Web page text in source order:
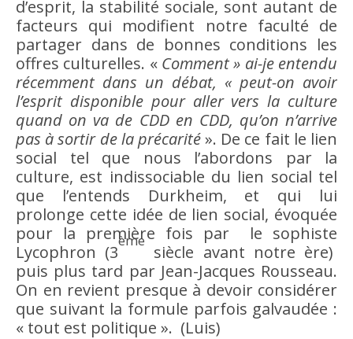
d’esprit, la stabilité sociale, sont autant de
facteurs qui modifient notre faculté de
partager dans de bonnes conditions les
offres culturelles. « Comment » ai-je entendu
récemment dans un débat, « peut-on avoir
l’esprit disponible pour aller vers la culture
quand on va de CDD en CDD, qu’on n’arrive
pas à sortir de la précarité». De ce fait le lien
social tel que nous l’abordons par la
culture, est indissociable du lien social tel
que l’entends Durkheim, et qui lui
prolonge cette idée de lien social, évoquée
pour la première fois par le sophiste
Lycophron (3
ème
siècle avant notre ère)
puis plus tard par Jean-Jacques Rousseau.
On en revient presque à devoir considérer
que suivant la formule parfois galvaudée :
« tout est politique ». (Luis)